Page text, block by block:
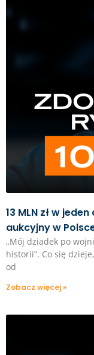
13 MLN zł w
aukcyjny w
„Mój dziadek po
historii”. Co się
od
Zobacz więcej »